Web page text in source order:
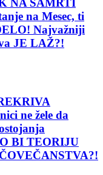
NA SAMRTI
na Mesec, ti
Najvažniji
JE LAŽ?!
ne žele da
BI TEORIJU